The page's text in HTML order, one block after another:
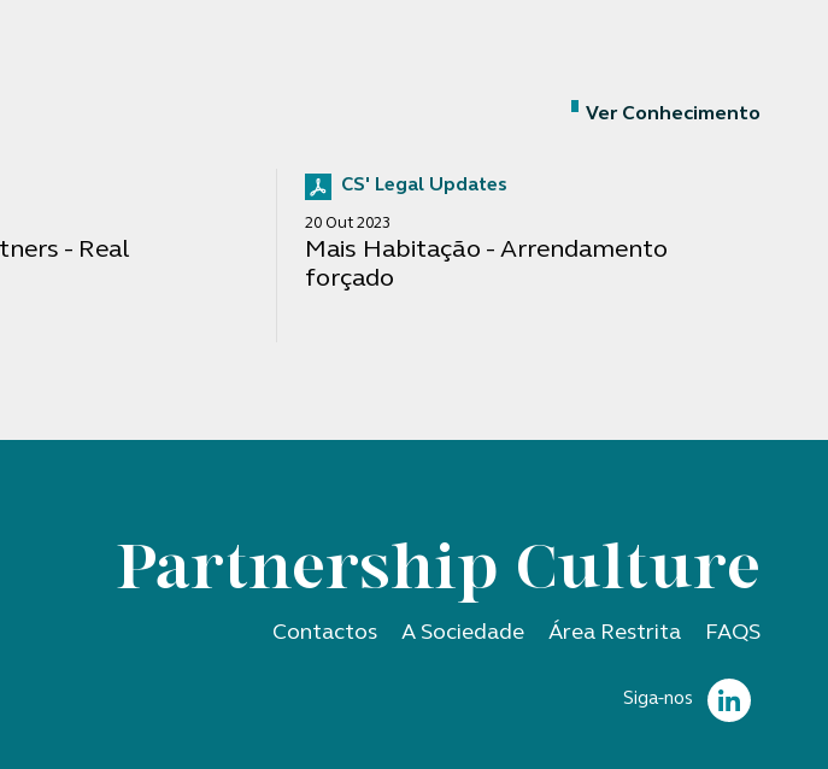
Ver Conhecimento
- Real
CS' Legal Updates
20 Out 2023
Mais Habitação - Arrendamento
forçado
Partnership Culture
Contactos A Sociedade Área Restrita FAQS
Siga-nos